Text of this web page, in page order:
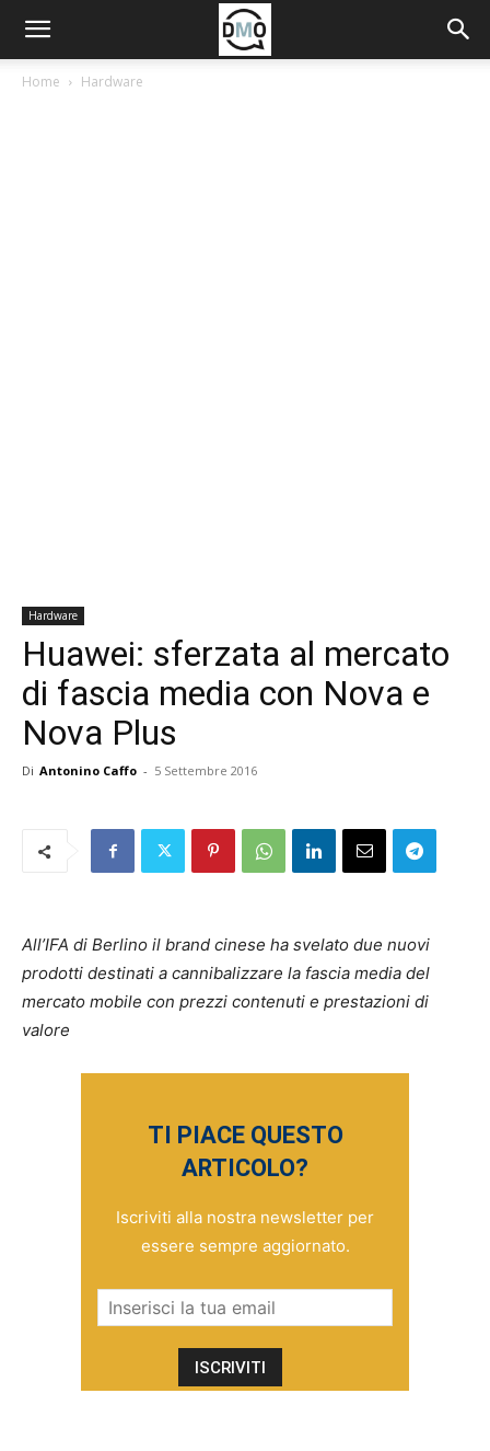
Home Hardware
Hardware
Huawei: sferzata al mercato
di fascia media con Nova e
Nova Plus
Di Antonino Caffo - 5 Settembre 2016
All’IFA di Berlino il brand cinese ha svelato due nuovi
prodotti destinati a cannibalizzare la fascia media del
mercato mobile con prezzi contenuti e prestazioni di
valore
TI PIACE QUESTO
ARTICOLO?
Iscriviti alla nostra newsletter per
essere sempre aggiornato.